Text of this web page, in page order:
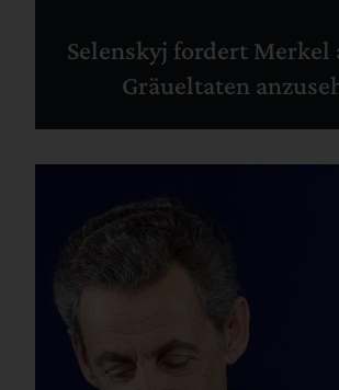
Selenskyj fordert Merkel
Gräueltaten